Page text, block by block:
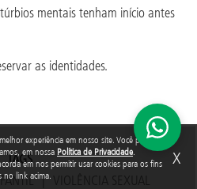
experiência em nosso site. Você pode
em nossa Política de Privacidade.
em nos permitir usar cookies para os fins
no link acima.
X
mentais tenham início antes
as identidades.
TAGS